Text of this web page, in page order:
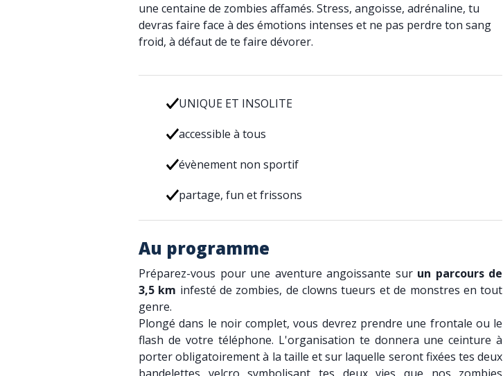
une centaine de zombies affamés. Stress, angoisse, adrénaline, tu
devras faire face à des émotions intenses et ne pas perdre ton sang
froid, à défaut de te faire dévorer.
UNIQUE ET INSOLITE
accessible à tous
évènement non sportif
partage, fun et frissons
Au programme
Préparez-vous pour une aventure angoissante sur un parcours de
3,5 km infesté de zombies, de clowns tueurs et de monstres en tout
genre.
Plongé dans le noir complet, vous devrez prendre une frontale ou le
flash de votre téléphone. L'organisation te donnera une ceinture à
porter obligatoirement à la taille et sur laquelle seront fixées tes deux